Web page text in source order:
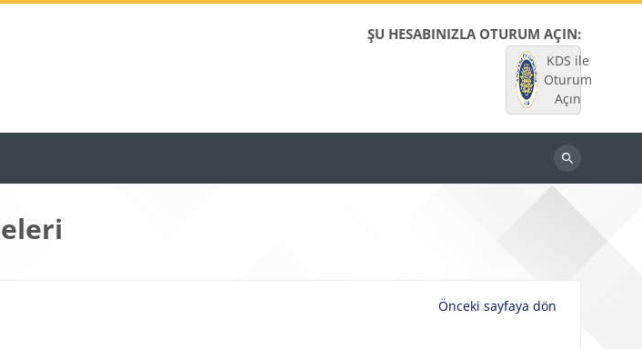
ŞU HESABINIZLA OTURUM AÇIN:
KDS ile
Oturum
Açın
Dersleri
ara
Önceki sayfaya dön